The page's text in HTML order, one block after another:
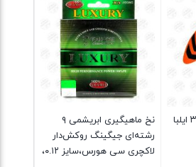
لانسه ماهیگیری سایز ۳ ایلبا
نخ ماهیگیری ابریشمی ۹
رشته‌ای جیگینگ روکش‌دار
لاکچری سی هورس،سایز ۰.۱۲،